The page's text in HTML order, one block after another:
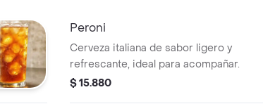
Peroni
Cerveza italiana de sabor ligero y
refrescante, ideal para acompañar.
$ 15.880